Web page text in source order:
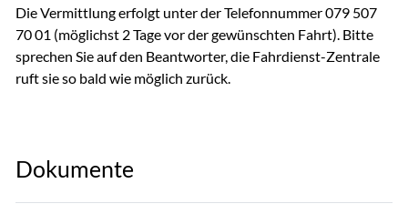
Die Vermittlung erfolgt unter der Telefonnummer 079 507
70 01 (möglichst 2 Tage vor der gewünschten Fahrt). Bitte
sprechen Sie auf den Beantworter, die Fahrdienst-Zentrale
ruft sie so bald wie möglich zurück.
Dokumente